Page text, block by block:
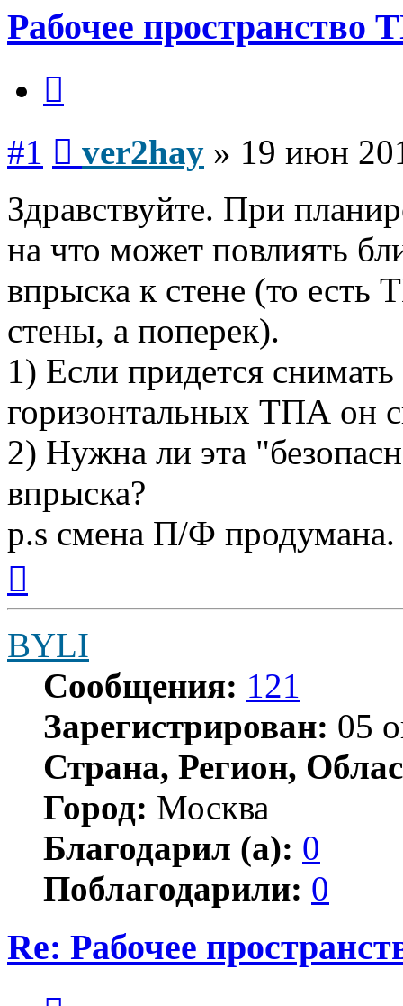
Рабочее пространство
#1 ver2hay » 19 июн
Здравствуйте. При
на что может повлиять
впрыска к стене (то есть
стены, а поперек).
1) Если придется
горизонтальных ТПА он
2) Нужна ли эта
впрыска?
p.s смена П/Ф продумана.
началу
BYLI
Сообщения: 121
Зарегистрирован: 05
Страна, Регион,
Город: Москва
Благодарил (а): 0
Поблагодарили: 0
Re: Рабочее